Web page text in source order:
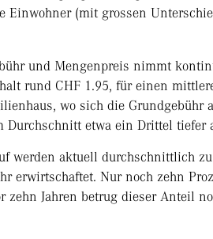
Einwohner (mit grossen
und Mengenpreis nimmt
rund CHF 1.95, für einen
wo sich die Grundgebühr
Durchschnitt etwa ein Drittel tiefer
werden aktuell durchschnittlich
erwirtschaftet. Nur noch zehn
Jahren betrug dieser Anteil